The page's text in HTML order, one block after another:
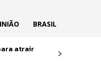
BRASIL
atrair